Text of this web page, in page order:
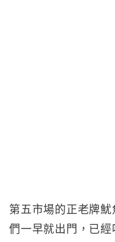
第五市場的正老牌
們一早就出門，已